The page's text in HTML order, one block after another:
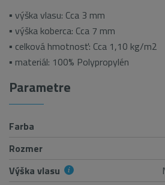
▪ výška vlasu: Cca 3 mm
▪ výška koberca: Cca 7 mm
▪ celková hmotnosť: Cca 1,10 kg/m2
▪ materiál: 100% Polypropylén
Parametre
Farba
Rozmer
Výška vlasu